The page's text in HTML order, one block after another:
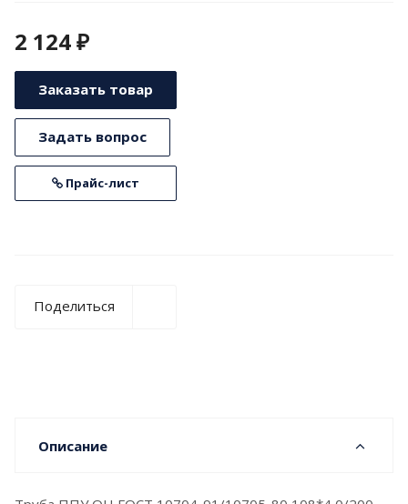
2 124 ₽
Заказать товар
Задать вопрос
Прайс-лист
Поделиться
Описание